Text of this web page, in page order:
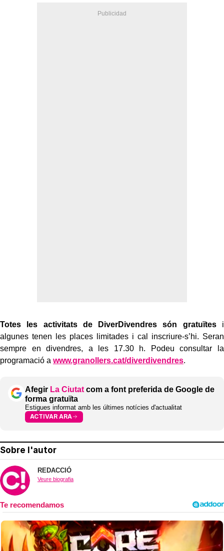
Totes les activitats de DiverDivendres són gratuïtesi
algunes tenen les places limitades i cal inscriure-s’hi. Seran
sempre en divendres, a les 17.30 h. Podeu consultar la
programació a www.granollers.cat/diverdivendres.
Afegir La Ciutat com a font preferida de Google de
forma gratuïta
Estigues informat amb les últimes notícies d'actualitat
ACTIVAR ARA
Sobre l'autor
REDACCIÓ
Veure biografia